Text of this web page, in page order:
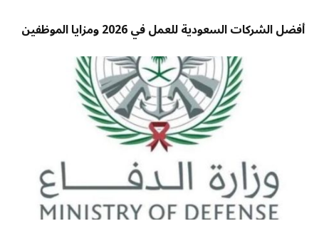
أفضل الشركات السعودية للعمل في 2026 ومزايا الموظفين